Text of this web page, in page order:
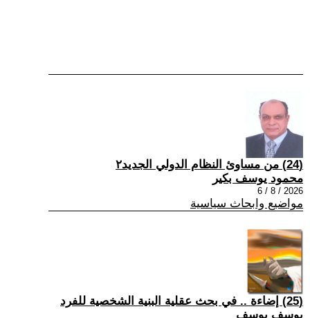
(24) من مساوئ النظام الدولي الجديد٢
محمود يوسف بكير
2026 / 8 / 6
مواضيع وابحاث سياسية
(25) إضاءة .. في بحث عقلية البنية الشخصية للفرد
يوسف يوسف